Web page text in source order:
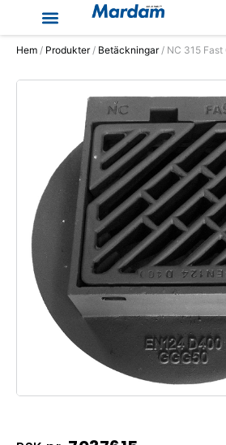
Hem / Produkter/ Betäckningar/ NC 315 Fast